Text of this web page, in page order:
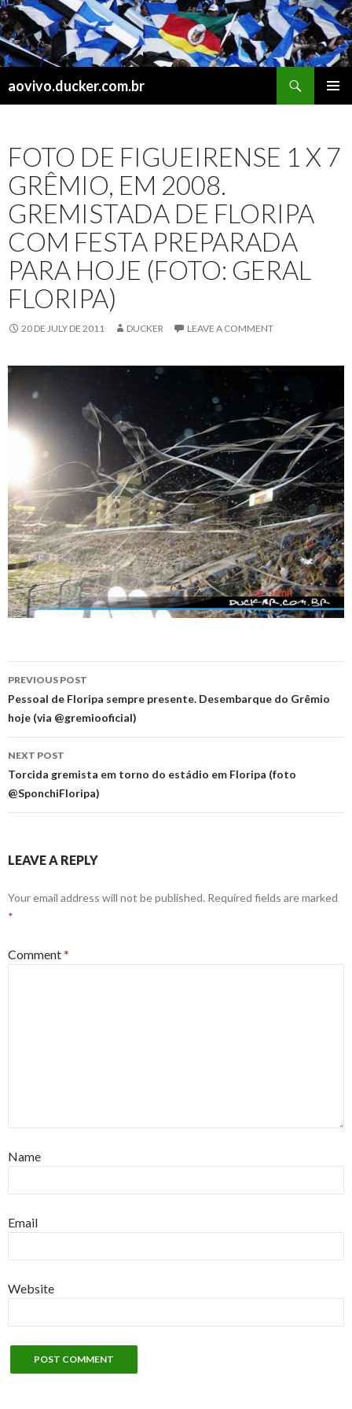
aovivo.ducker.com.br
FOTO DE FIGUEIRENSE 1 X 7
GRÊMIO, EM 2008.
GREMISTADA DE FLORIPA
COM FESTA PREPARADA
PARA HOJE (FOTO: GERAL
FLORIPA)
20 DE JULY DE 2011 DUCKER LEAVE A COMMENT
Post
navigation
PREVIOUS POST
Pessoal de Floripa sempre presente. Desembarque do Grêmio
hoje (via @gremiooficial)
NEXT POST
Torcida gremista em torno do estádio em Floripa (foto
@SponchiFloripa)
LEAVE A REPLY
Your email address will not be published. Required fields are marked
*
Comment*
Name
Email
Website